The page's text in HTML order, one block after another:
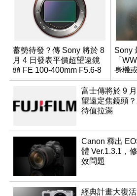
蓄勢待發？傳 Sony 將於 8
月 4 日發表平價超望遠鏡
頭 FE 100-400mm F5.6-8
Sony
「
身機
成員
富士傳將於 9
望遠定焦鏡頭
待值拉滿
Canon 釋出
體 Ver.1.3.1，
效問題
經典計畫大復